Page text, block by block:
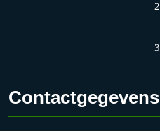
2
3
Contactgegevens